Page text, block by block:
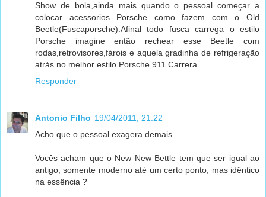
Show de bola,ainda mais quando o pessoal começar a
colocar acessorios Porsche como fazem com o Old
Beetle(Fuscaporsche).Afinal todo fusca carrega o estilo
Porsche imagine então rechear esse Beetle com
rodas,retrovisores,fárois e aquela gradinha de refrigeração
atrás no melhor estilo Porsche 911 Carrera
Responder
Antonio Filho 19/04/2011, 21:22
Acho que o pessoal exagera demais.
Vocês acham que o New New Bettle tem que ser igual ao
antigo, somente moderno até um certo ponto, mas idêntico
na essência ?